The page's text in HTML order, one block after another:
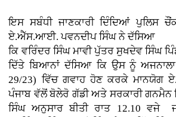
ਇਸ ਸਬੰਧੀ ਜਾਣਕਾਰੀ ਦਿੰਦਿਆਂ ਪੁਲਿਸ
ਏ.ਐੱਸ.ਆਈ. ਪਵਨਦੀਪ ਸਿੰਘ ਨੇ ਦੱਸਿਆ
ਕਿ ਵਰਿੰਦਰ ਸਿੰਘ ਮਾਵੀ ਪੁੱਤਰ ਸੁਖਦੇਵ ਸਿੰਘ
ਦਿੱਤੇ ਬਿਆਨਾਂ ਦੱਸਿਆ ਕਿ ਉਸ ਨੂੰ
29/23) ਵਿੱਚ ਗਵਾਹ ਹੋਣ ਕਰਕੇ ਮਾਨਯੋਗ
ਪੰਜਾਬ ਵੱਲੋਂ ਬੋਲੇਰੋ ਗੱਡੀ ਅਤੇ ਸਰਕਾਰੀ ਗਨਮੈਨ
ਸਿੰਘ ਅਨੁਸਾਰ ਬੀਤੀ ਰਾਤ 12.10 ਵਜੇ